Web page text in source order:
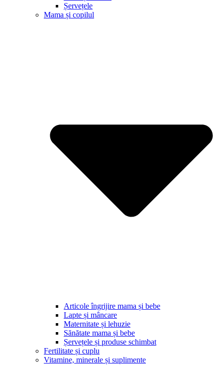
Șervețele
Mama și copilul
Articole îngrijire mama și bebe
Lapte și mâncare
Maternitate și lehuzie
Sănătate mama și bebe
Șervețele și produse schimbat
Fertilitate și cuplu
Vitamine, minerale și suplimente